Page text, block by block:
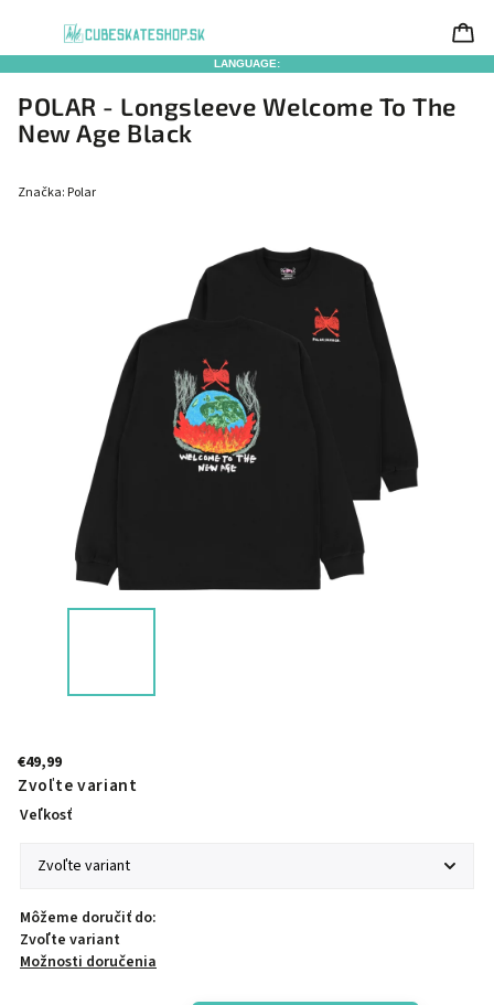
LANGUAGE:
POLAR - Longsleeve Welcome To The
New Age Black
Značka: Polar
€49,99
Zvoľte variant
Veľkosť
Môžeme doručiť do:
Zvoľte variant
Možnosti doručenia